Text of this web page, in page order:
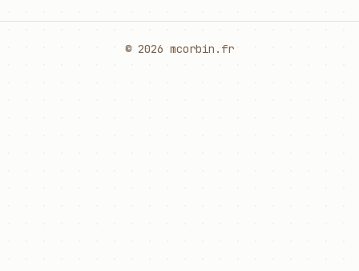
© 2026 mcorbin.fr